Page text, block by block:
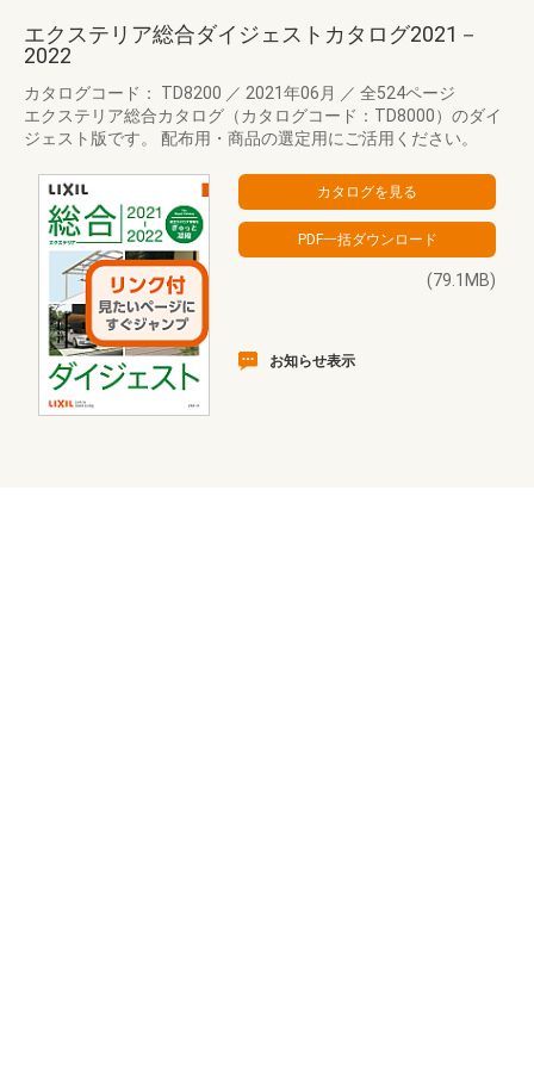
エクステリア総合ダイジェストカタログ2021－
2022
カタログコード： TD8200 ／ 2021年06月 ／ 全524ページ
エクステリア総合カタログ（カタログコード：TD8000）のダイ
ジェスト版です。 配布用・商品の選定用にご活用ください。
(79.1MB)
お知らせ表示